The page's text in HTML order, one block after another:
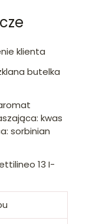
klienta
butelka
kwas
sorbinian
13 I-